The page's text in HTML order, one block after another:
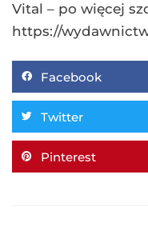
Vital – po więcej
https://
Facebook
Twitter
Pinterest